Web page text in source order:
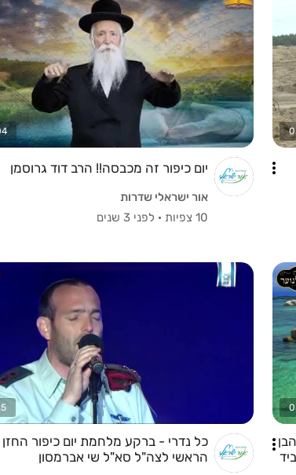
יום כיפור זה מכבסה!! הרב דוד גרוסמן
אור ישראלי שדרות
10 צפיות
· לפני 3 שנים
כל נדרי - ברקע מלחמת יום כיפור החזן
הראשי לצה"ל סא"ל שי אברמסון